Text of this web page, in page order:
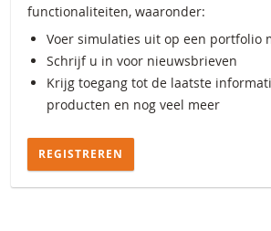
functionaliteiten, waaronder:
Voer simulaties uit op een portfolio
Schrijf u in voor nieuwsbrieven
Krijg toegang tot de laatste
producten en nog veel meer
REGISTREREN